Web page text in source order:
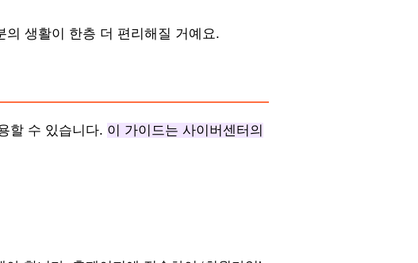
의 생활이 한층 더 편리해질 거예요.
할 수 있습니다. 이 가이드는 사이버센터의